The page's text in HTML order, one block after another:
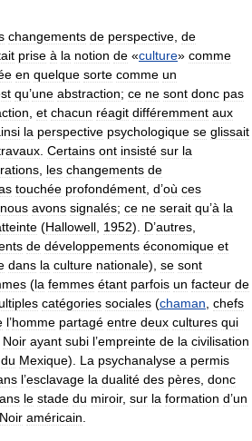
changements de perspective de
prise à la notion de «culture» comme
en quelque sorte comme un
qu’une abstraction; ce ne sont donc pas
et chacun réagit différemment aux
la perspective psychologique se glissait
Certains ont insisté sur la
les changements de
touchée profondément d’où ces
nous avons signalés; ce ne serait qu’à la
(Hallowell 1952). D’autres
de développements économique et
dans la culture nationale), se sont
(la femmes étant parfois un facteur de
catégories sociales (chaman chefs
l’homme partagé entre deux cultures qui
Noir ayant subi l’empreinte de la civilisation
du Mexique). La psychanalyse a permis
l’esclavage la dualité des pères donc
le stade du miroir, sur la formation d’un
Noir américain